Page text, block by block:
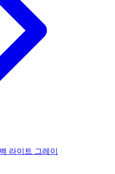
라이트 그레이